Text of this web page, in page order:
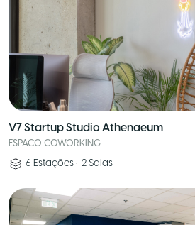
V7 Startup Studio Athenaeum
ESPACO COWORKING
6 Estações • 2 Salas